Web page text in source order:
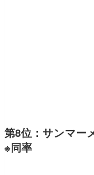
第8位：サンマー
※同率